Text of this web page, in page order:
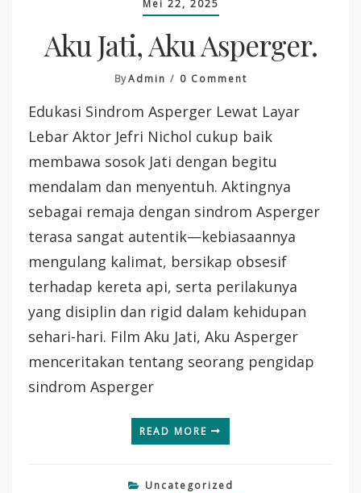
Mei 22, 2025
Aku Jati, Aku Asperger.
ByAdmin 0 CommentOn
Jati,
Aku
Asperger.
Edukasi Sindrom Asperger Lewat Layar
Lebar Aktor Jefri Nichol cukup baik
membawa sosok Jati dengan begitu
mendalam dan menyentuh. Aktingnya
sebagai remaja dengan sindrom Asperger
terasa sangat autentik—kebiasaannya
mengulang kalimat, bersikap obsesif
terhadap kereta api, serta perilakunya
yang disiplin dan rigid dalam kehidupan
sehari-hari. Film Aku Jati, Aku Asperger
menceritakan tentang seorang pengidap
sindrom Asperger
READ MORE
Uncategorized